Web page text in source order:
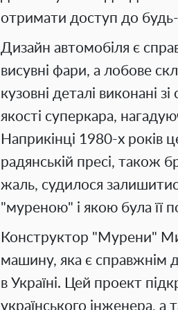
отримати доступ до
Дизайн автомобіля є
висувні фари, а лобове
кузовні деталі виконані
якості суперкара,
Наприкінці 1980-х років
радянській пресі, також
жаль, судилося
"муреною" і якою була її
Конструктор "Мурени"
машину, яка є справжнім
в Україні. Цей проект
українського інженера, а